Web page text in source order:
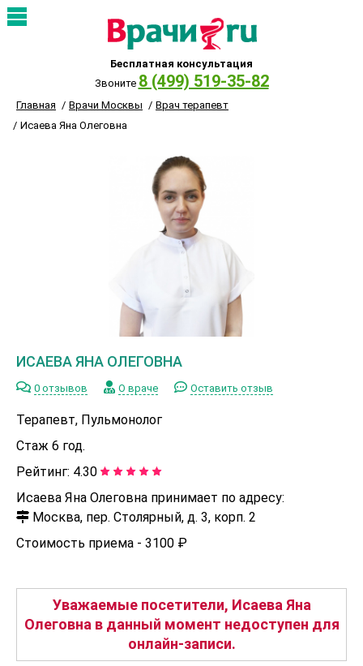
Бесплатная консультация
Звоните 8 (499) 519-35-82
Главная Врачи Москвы
Врач терапевт
Исаева Яна Олеговна
ИСАЕВА ЯНА ОЛЕГОВНА
0 отзывов О враче Оставить отзыв
Терапевт, Пульмонолог
Стаж 6 год.
Рейтинг: 4.30
Исаева Яна Олеговна принимает по адресу:
Москва, пер. Столярный, д. 3, корп. 2
Стоимость приема - 3100 ₽
Уважаемые посетители, Исаева Яна
Олеговна в данный момент недоступен для
онлайн-записи.